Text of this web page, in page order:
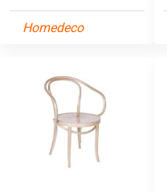
Homedeco